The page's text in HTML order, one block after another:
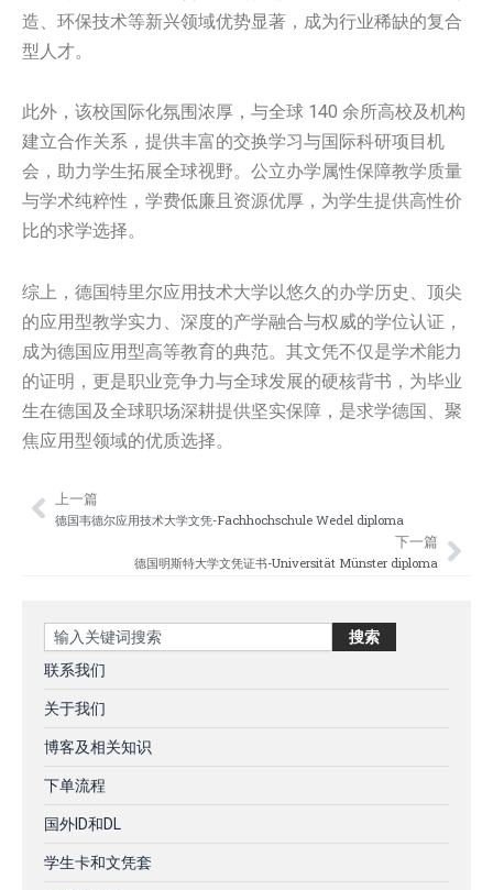
造、环保技术等新兴领域优势显著，成为行业稀缺的复合
型人才。
此外，该校国际化氛围浓厚，与全球 140 余所高校及机构
建立合作关系，提供丰富的交换学习与国际科研项目机
会，助力学生拓展全球视野。公立办学属性保障教学质量
与学术纯粹性，学费低廉且资源优厚，为学生提供高性价
比的求学选择。
综上，德国特里尔应用技术大学以悠久的办学历史、顶尖
的应用型教学实力、深度的产学融合与权威的学位认证，
成为德国应用型高等教育的典范。其文凭不仅是学术能力
的证明，更是职业竞争力与全球发展的硬核背书，为毕业
生在德国及全球职场深耕提供坚实保障，是求学德国、聚
焦应用型领域的优质选择。
Prev
上一篇
德国韦德尔应用技术大学文凭-Fachhochschule Wedel diploma
下一篇
德国明斯特大学‌文凭证书-Universität Münster diploma
Search 搜索
联系我们
关于我们
博客及相关知识
下单流程
国外ID和DL
学生卡和文凭套